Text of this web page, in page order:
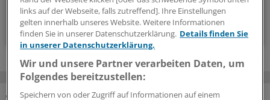
Zum Abonnieren bitte anmelden
links auf der Webseite, falls zutreffend]. Ihre Einstellungen
gelten innerhalb unseres Website. Weitere Informationen
finden Sie in unserer Datenschutzerklärung. Details finden Sie
in unserer Datenschutzerklärung.
Wir und unsere Partner verarbeiten Daten, um
Folgendes bereitzustellen:
Speichern von oder Zugriff auf Informationen auf einem